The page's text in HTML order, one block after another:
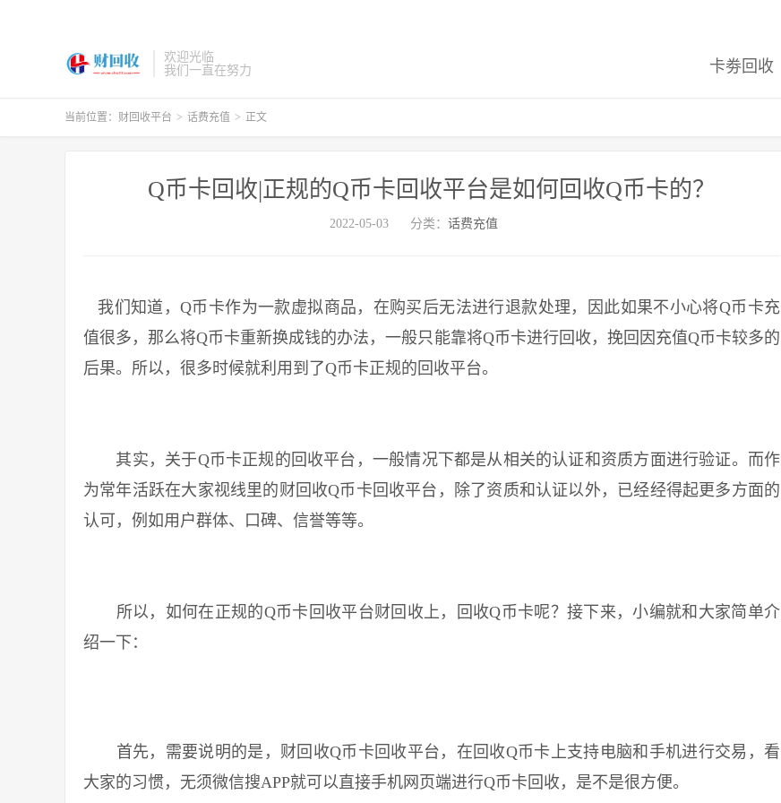
欢迎光临
我们一直在努力
卡劵回收
当前位置： 财回收平台 > 话费充值 > 正文
Q币卡回收|正规的Q币卡回收平台是如何回收Q币卡的？
2022-05-03 分类： 话费充值
我们知道，Q币卡作为一款虚拟商品，在购买后无法进行退款处理，因此如果不小心将Q币卡充
值很多，那么将Q币卡重新换成钱的办法，一般只能靠将Q币卡进行回收，挽回因充值Q币卡较多的
后果。所以，很多时候就利用到了Q币卡正规的回收平台。
其实，关于Q币卡正规的回收平台，一般情况下都是从相关的认证和资质方面进行验证。而作
为常年活跃在大家视线里的财回收Q币卡回收平台，除了资质和认证以外，已经经得起更多方面的
认可，例如用户群体、口碑、信誉等等。
所以，如何在正规的Q币卡回收平台财回收上，回收Q币卡呢？接下来，小编就和大家简单介
绍一下：
首先，需要说明的是，财回收Q币卡回收平台，在回收Q币卡上支持电脑和手机进行交易，看
大家的习惯，无须微信搜APP就可以直接手机网页端进行Q币卡回收，是不是很方便。